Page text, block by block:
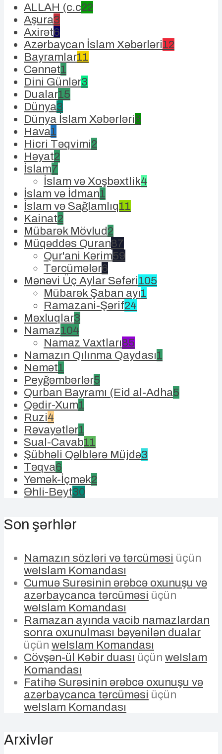
ALLAH (c.c22
Aşura3
Axirət6
Azərbaycan İslam Xəbərləri12
Bayramlar11
Cənnət1
Dini Günlər3
Dualar15
Dünya3
Dünya İslam Xəbərləri8
Hava1
Hicri Təqvimi2
Həyat2
İslam7
İslam və Xoşbəxtlik4
İslam və İdman1
İslam və Sağlamlıq11
Kainat2
Mübarək Mövlud2
Müqəddəs Quran87
Qur'ani Kərim59
Tərcümələr6
Mənəvi Üç Aylar Səfəri105
Mübarək Şaban ayı1
Ramazani-Şərif24
Məxluqlar3
Namaz104
Namaz Vaxtları85
Namazın Qılınma Qaydası1
Nemət1
Peyğəmbərlər5
Qurban Bayramı (Eid al-Adha5
Qədir-Xum1
Ruzi4
Rəvayətlər1
Sual-Cavab11
Şübhəli Qəlblərə Müjdə3
Təqva6
Yemək-İçmək2
Əhli-Beyt30
Son şərhlər
Namazın sözləri və tərcüməsi üçün
weIslam Komandası
Cumuə Surəsinin ərəbcə oxunuşu və
azərbaycanca tərcüməsi üçün
weIslam Komandası
Ramazan ayında vacib namazlardan
sonra oxunulması bəyənilən dualar
üçün weIslam Komandası
Cövşən-ül Kəbir duası üçün weIslam
Komandası
Fatihə Surəsinin ərəbcə oxunuşu və
azərbaycanca tərcüməsi üçün
weIslam Komandası
Arxivlər